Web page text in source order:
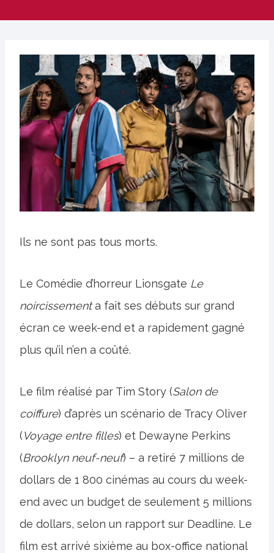
Ils ne sont pas tous morts.
Le Comédie d’horreur Lionsgate Le
noircissementa fait ses débuts sur grand
écran ce week-end et a rapidement gagné
plus qu’il n’en a coûté.
Le film réalisé par Tim Story (Salon de
coiffure) d’après un scénario de Tracy Oliver
(Voyage entre filles) et Dewayne Perkins
(Brooklyn neuf-neuf) – a retiré 7 millions de
dollars de 1 800 cinémas au cours du week-
end avec un budget de seulement 5 millions
de dollars, selon un rapport sur Deadline. Le
film est arrivé sixième au box-office national